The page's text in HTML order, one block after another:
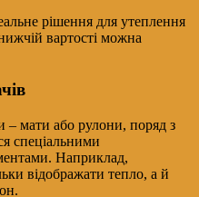
рішення для утеплення
вартості можна
– мати або рулони, поряд з
спеціальними
Наприклад,
відображати тепло, а й